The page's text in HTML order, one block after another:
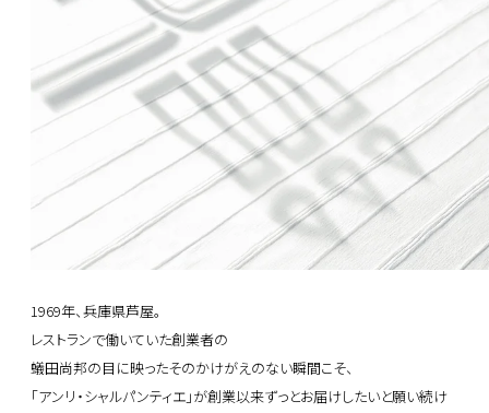
1969年、兵庫県芦屋。
レストランで働いていた創業者の
蟻田尚邦の目に映ったそのかけがえのない瞬間こそ、
「アンリ・シャルパンティエ」が創業以来ずっとお届けしたいと願い続け